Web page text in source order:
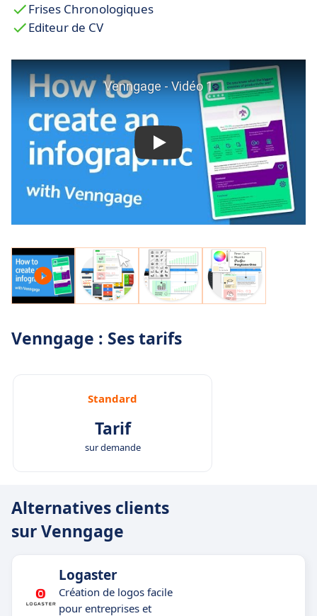
Frises Chronologiques
Editeur de CV
Venngage : Ses tarifs
Standard
Tarif
sur demande
Alternatives clients
sur Venngage
Logaster
Création de logos facile
pour entreprises et